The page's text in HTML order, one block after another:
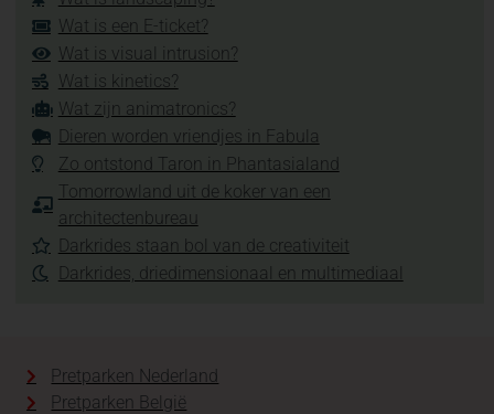
Wat is een E-ticket?
Wat is visual intrusion?
Wat is kinetics?
Wat zijn animatronics?
Dieren worden vriendjes in Fabula
Zo ontstond Taron in Phantasialand
Tomorrowland uit de koker van een
architectenbureau
Darkrides staan bol van de creativiteit
Darkrides, driedimensionaal en multimediaal
Pretparken Nederland
Pretparken België